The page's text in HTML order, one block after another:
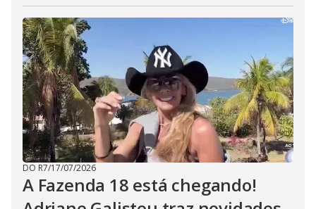
DO R7/17/07/2026
A Fazenda 18 está chegando!